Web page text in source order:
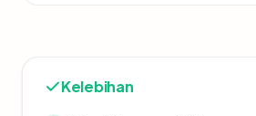
Kelebihan